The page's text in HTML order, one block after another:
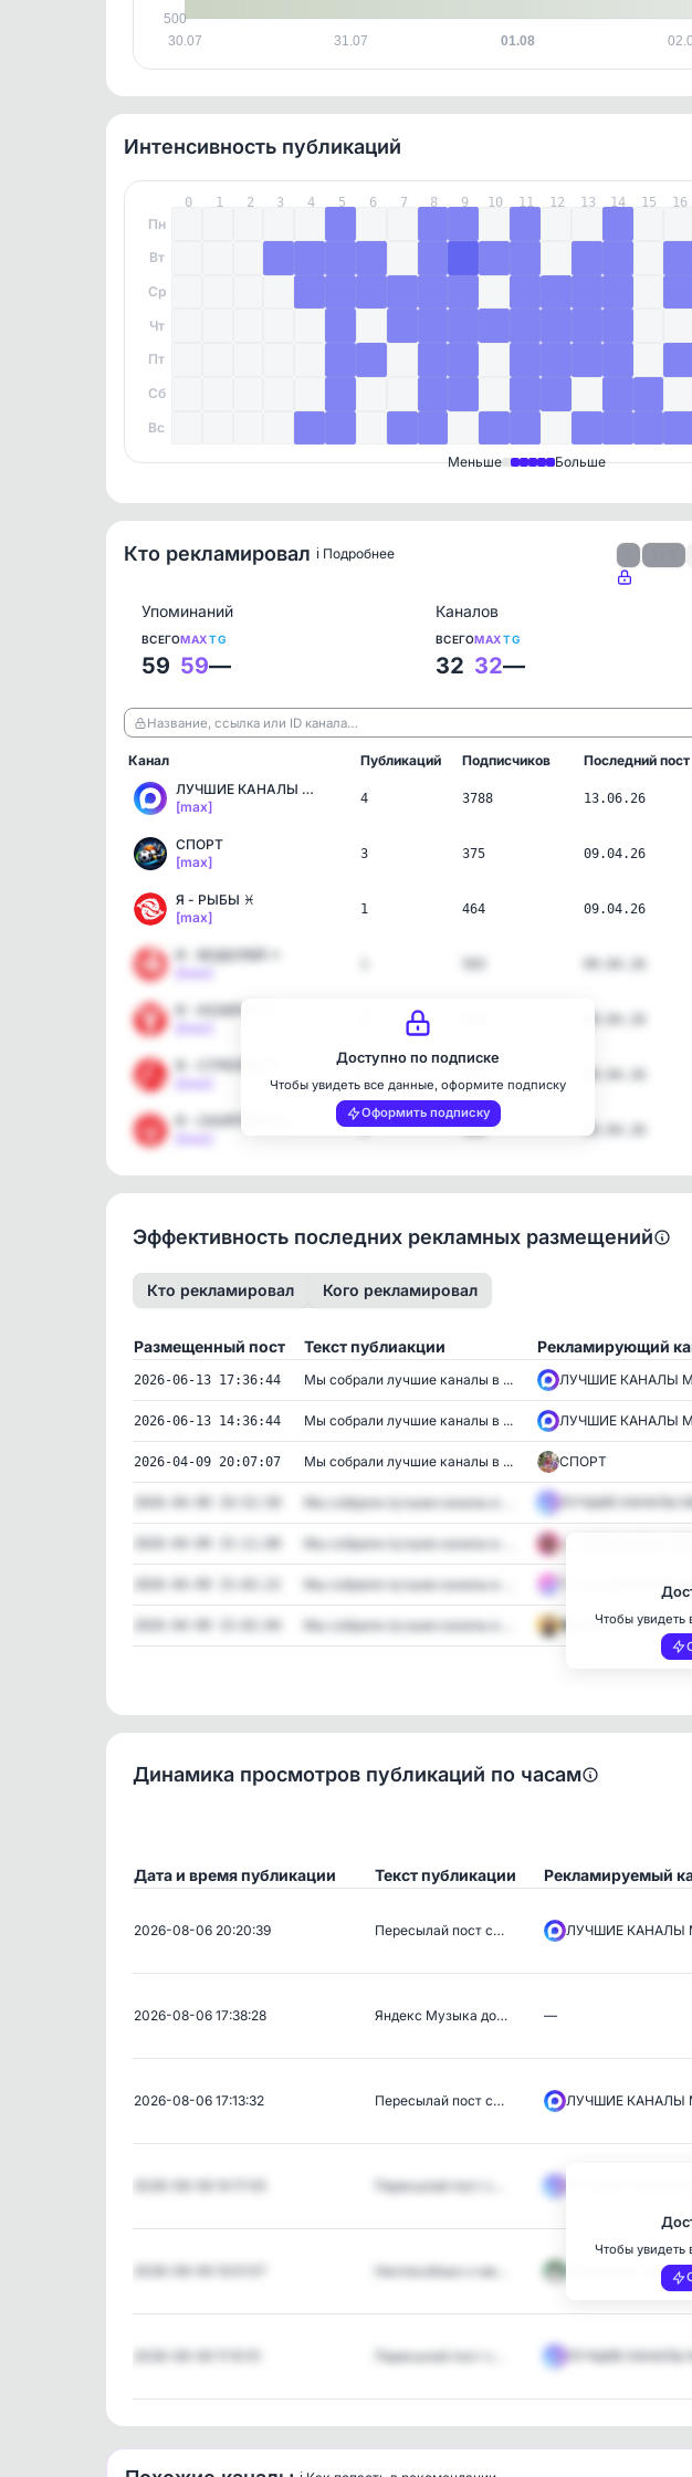
30.07 31.07 01.08
500
Интенсивность публикаций
0 1 2 3 4 5 6 7 8 9 10 11 12 13 14 15 16
Пн
Вт
Ср
Чт
Пт
Сб
Вс
Меньше Больше
Кто рекламировал ℹ️ Подробнее
Упоминаний
ВСЕГО
59
MAX
59
TG
—
Каналов
ВСЕГО
32
MAX
32
TG
—
Название, ссылка или ID канала…
Канал Публикаций Подписчиков
Последний пост
ЛУЧШИЕ КАНАЛЫ MAX
[max]
4 3788 13.06.26
СПОРТ
[max]
3 375 09.04.26
Я - РЫБЫ ♓️
[max]
1 464 09.04.26
Я - ВОДОЛЕЙ ♒️
Я - КОЗЕРОГ ♑️
[max]
[max]
[max]
1 488 09.04.26
Доступно по подписке
Чтобы увидеть все данные, оформите подписку
Оформить подписку
Эффективность последних рекламных размещений
Кто рекламировал Кого рекламировал
Размещенный пост Текст публиакции Рекламирующий
2026-06-13 17:36:44 Мы собрали лучшие каналы в ... ЛУЧШИЕ КАНАЛЫ
2026-06-13 14:36:44 Мы собрали лучшие каналы в ... ЛУЧШИЕ КАНАЛЫ
2026-04-09 20:07:07 Мы собрали лучшие каналы в ... СПОРТ
Мы собрали лучшие каналы в ... ЛУЧШИЕ КАНАЛЫ
Мы собрали лучшие каналы в ... 🌙 ГОРОСКОП &
Мы собрали лучшие каналы в ... 🏷️ НАХОДКИ WB/
Мы собрали лучшие каналы в ... 🎭 ЗАКУЛИСЬЕ -
Чтобы увидеть
Динамика просмотров публикаций по часам
Дата и время публикации Текст публикации Рекламируемый
2026-08-06 20:20:39 Пересылай пост с… ЛУЧШИЕ КАНАЛЫ
2026-08-06 17:38:28 Яндекс Музыка до… —
2026-08-06 17:13:32 Пересылай пост с… ЛУЧШИЕ КАНАЛЫ
Пересылай пост с…
Неспособных к ма… Математик Андрей
Пересылай пост с… ЛУЧШИЕ КАНАЛЫ
Чтобы увидеть